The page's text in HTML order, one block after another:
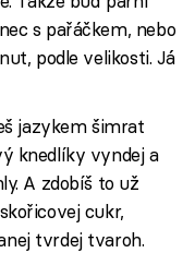
s pařáčkem, nebo
podle velikosti. Já
jazykem šimrat
knedlíky vyndej a
A zdobíš to už
cukr,
tvrdej tvaroh.